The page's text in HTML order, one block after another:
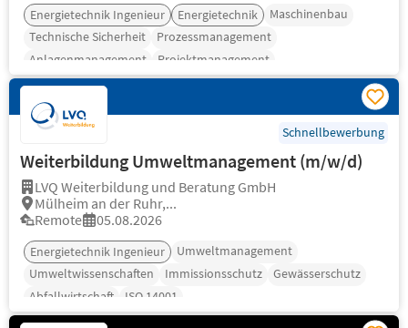
Energietechnik Ingenieur Energietechnik
Maschinenbau
Technische Sicherheit
Prozessmanagement
Anlagenmanagement
Projektmanagement
Schnellbewerbung
Weiterbildung Umweltmanagement (m/w/d)
LVQ Weiterbildung und Beratung GmbH
Mülheim an der Ruhr,...
Remote
05.08.2026
Energietechnik Ingenieur
Umweltmanagement
Umweltwissenschaften
Immissionsschutz
Gewässerschutz
Abfallwirtschaft
ISO 14001